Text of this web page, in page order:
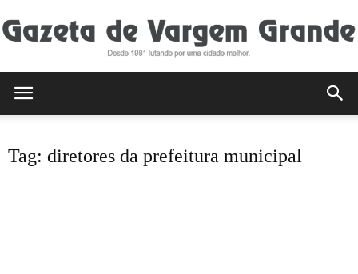
Tag: diretores da prefeitura municipal